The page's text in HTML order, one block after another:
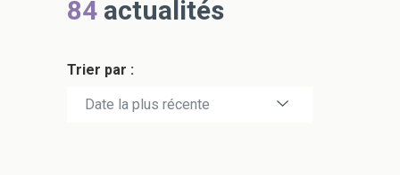
84actualités
Trier par :
Date la plus récente